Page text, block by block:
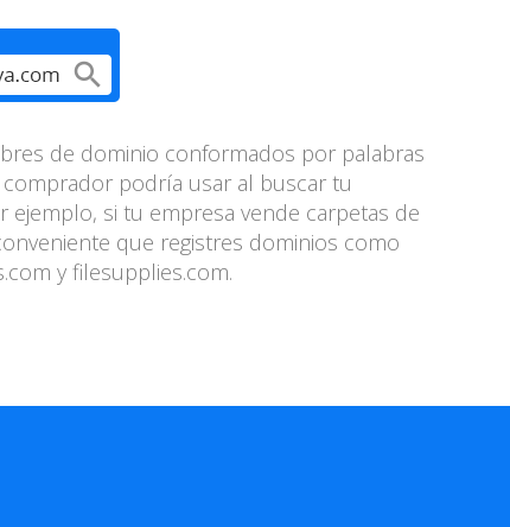
de dominio conformados por palabras
podría usar al buscar tu
ejemplo, si tu empresa vende carpetas de
que registres dominios como
y filesupplies.com.